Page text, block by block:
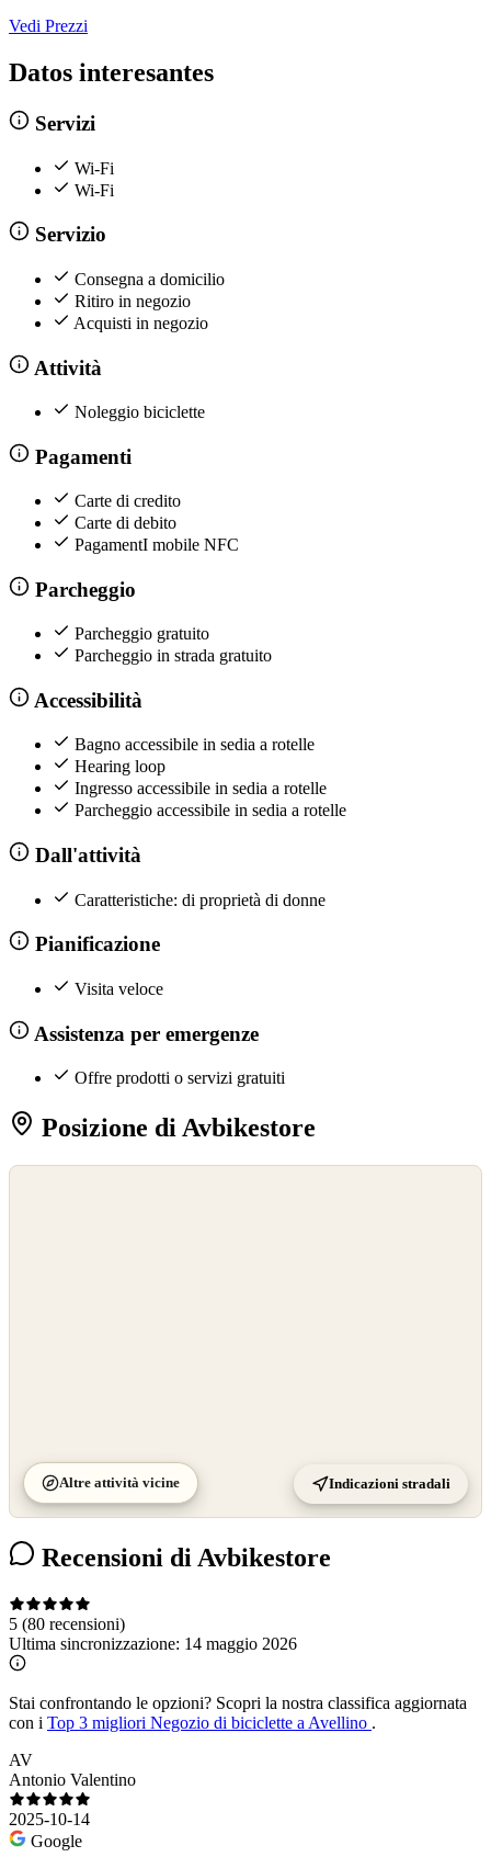
Vedi Prezzi
Datos interesantes
Servizi
Wi-Fi
Wi-Fi
Servizio
Consegna a domicilio
Ritiro in negozio
Acquisti in negozio
Attività
Noleggio biciclette
Pagamenti
Carte di credito
Carte di debito
PagamentI mobile NFC
Parcheggio
Parcheggio gratuito
Parcheggio in strada gratuito
Accessibilità
Bagno accessibile in sedia a rotelle
Hearing loop
Ingresso accessibile in sedia a rotelle
Parcheggio accessibile in sedia a rotelle
Dall'attività
Caratteristiche: di proprietà di donne
Pianificazione
Visita veloce
Assistenza per emergenze
Offre prodotti o servizi gratuiti
Posizione di Avbikestore
Altre attività vicine Indicazioni stradali
Recensioni di Avbikestore
5 (80 recensioni)
Ultima sincronizzazione: 14 maggio 2026
Stai confrontando le opzioni? Scopri la nostra classifica aggiornata
con i Top 3 migliori Negozio di biciclette a Avellino .
AV
Antonio Valentino
2025-10-14
Google